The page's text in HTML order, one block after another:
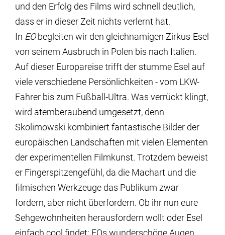
und den Erfolg des Films wird schnell deutlich,
dass er in dieser Zeit nichts verlernt hat.
In EO begleiten wir den gleichnamigen Zirkus-Esel
von seinem Ausbruch in Polen bis nach Italien.
Auf dieser Europareise trifft der stumme Esel auf
viele verschiedene Persönlichkeiten - vom LKW-
Fahrer bis zum Fußball-Ultra. Was verrückt klingt,
wird atemberaubend umgesetzt, denn
Skolimowski kombiniert fantastische Bilder der
europäischen Landschaften mit vielen Elementen
der experimentellen Filmkunst. Trotzdem beweist
er Fingerspitzengefühl, da die Machart und die
filmischen Werkzeuge das Publikum zwar
fordern, aber nicht überfordern. Ob ihr nun eure
Sehgewohnheiten herausfordern wollt oder Esel
einfach cool findet: EOs wunderschöne Augen